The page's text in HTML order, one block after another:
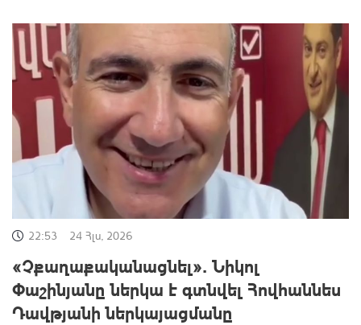
22:53 24 Հլս, 2026
«Չքաղաքականացնել»․ Նիկոլ
Փաշինյանը ներկա է գտնվել Հովհաննես
Դավթյանի ներկայացմանը